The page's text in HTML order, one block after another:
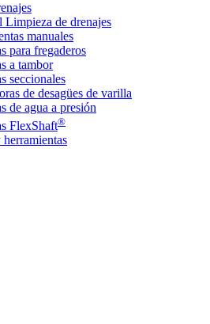
de drenajes
manuales
para fregaderos
a tambor
seccionales
de desagües de varilla
de agua a presión
FlexShaft®
herramientas